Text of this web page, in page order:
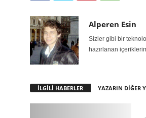
Alperen Esin
Sizler gibi bir
hazırlanan
İLGİLİ HABERLER YAZARIN DİĞER